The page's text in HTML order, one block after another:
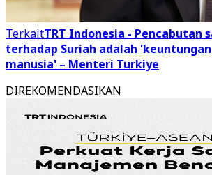
TerkaitTRT Indonesia - Pencabutan
terhadap Suriah adalah
manusia' – Menteri Turkiye
DIREKOMENDASIKAN